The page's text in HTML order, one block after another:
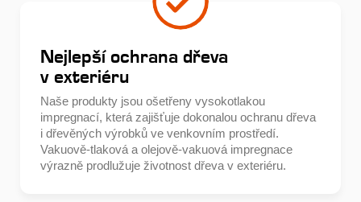
Nejlepší ochrana dřeva
v exteriéru
Naše produkty jsou ošetřeny vysokotlakou
impregnací, která zajišťuje dokonalou ochranu dřeva
i dřevěných výrobků ve venkovním prostředí.
Vakuově-tlaková a olejově-vakuová impregnace
výrazně prodlužuje životnost dřeva v exteriéru.